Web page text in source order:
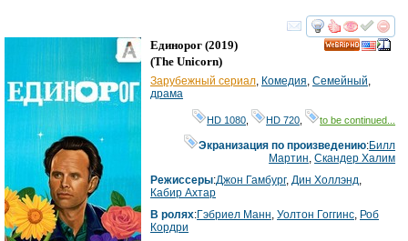
смотреть
Единорог (2019)
(The Unicorn)
Зарубежный сериал Комедия Семейный
драма
HD 1080 HD 720 to be continued...
Экранизация по произведению:Билл
Мартин ,Скандер Халим
Режиссеры:Джон Гамбург, Дин Холлэнд
Кабир Ахтар
В ролях:Гэбриел Манн Уолтон Гоггинс Роб
Кордри